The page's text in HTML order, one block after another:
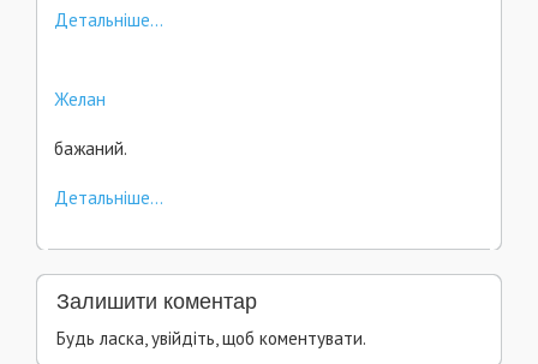
Детальніше...
Желан
бажаний.
Детальніше...
Залишити коментар
Будь ласка, увійдіть, щоб коментувати.